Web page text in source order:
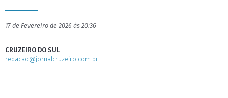
17 de Fevereiro de 2026 às 20:36
CRUZEIRO DO SUL
redacao@jornalcruzeiro.com.br